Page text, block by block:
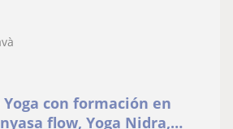
con formación en
flow, Yoga Nidra,